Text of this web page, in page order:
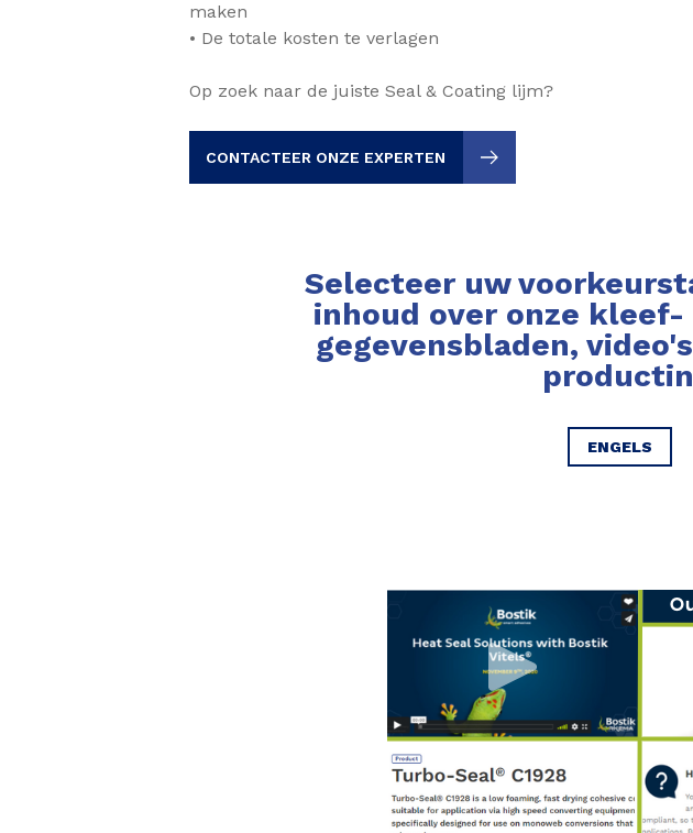
maken
• De totale kosten te verlagen
Op zoek naar de juiste Seal & Coating lijm?
CONTACTEER ONZE EXPERTEN
Selecteer uw
inhoud over onze
gegevensbladen,
ENGELS